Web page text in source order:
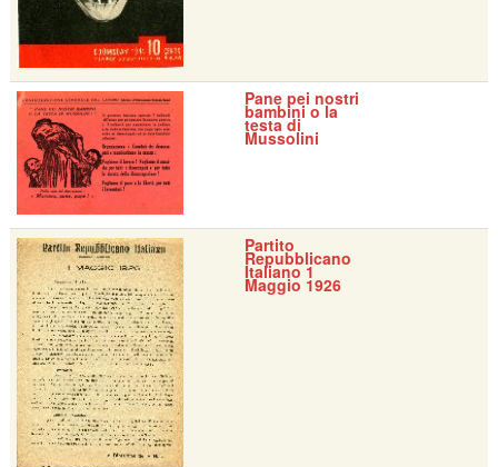
Pane pei nostri
bambini o la
testa di
Mussolini
Partito
Repubblicano
Italiano 1
Maggio 1926